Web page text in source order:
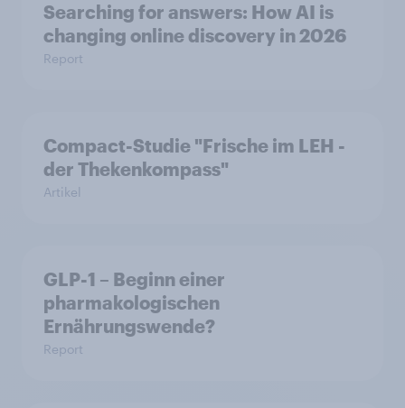
Searching for answers: How AI is
changing online discovery in 2026
Report
Compact-Studie "Frische im LEH -
der Thekenkompass"
Artikel
GLP-1 – Beginn einer
pharmakologischen
Ernährungswende?
Report